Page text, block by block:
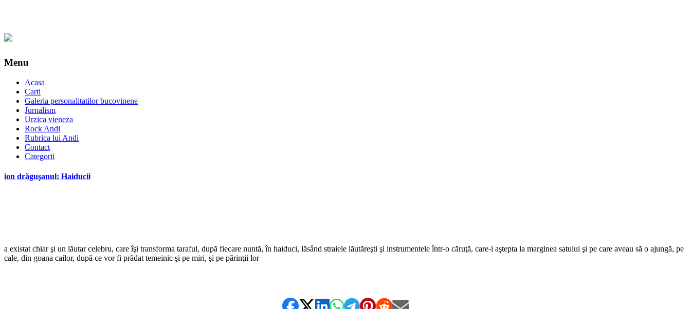
Menu
Acasa
Carti
Galeria personalitatilor bucovinene
Jurnalism
Urzica vieneza
Rock Andi
Rubrica lui Andi
Contact
Categorii
ion drăguşanul: Haiducii
a existat chiar şi un lăutar celebru, care îşi transforma taraful, după fiecare nuntă, în haiduci, lăsând straiele lăutăreşti şi instrumentele într-o căruţă, care-i aştepta la marginea satului şi pe care aveau să o ajungă, pe
cale, din goana cailor, după ce vor fi prădat temeinic şi pe miri, şi pe părinţii lor